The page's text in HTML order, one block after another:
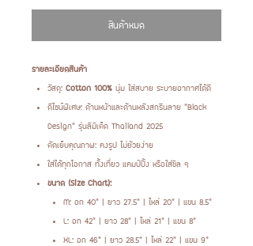
สินค้าหมด
รายละเอียดสินค้า
วัสดุ: Cotton 100% นุ่ม ใส่สบาย ระบายอากาศได้ดี
ดีไซน์พิเศษ: ด้านหน้าและด้านหลังสกรีนลาย “Black
Design” รุ่นลิมิเต็ด Thailand 2025
ตัดเย็บคุณภาพ: คงรูป ไม่ย้วยง่าย
ใส่ได้ทุกโอกาส ทั้งเที่ยว แคมป์ปิ้ง หรือใส่ชิล ๆ
ขนาด (Size Chart):
M: อก 40” | ยาว 27.5” | ไหล่ 20” | แขน 8.5”
L: อก 42” | ยาว 28” | ไหล่ 21” | แขน 8”
XL: อก 46” | ยาว 28.5” | ไหล่ 22” | แขน 9”